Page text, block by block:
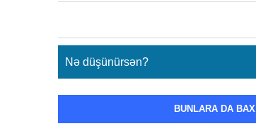
Nə düşünürsən?
BUNLARA DA BAX